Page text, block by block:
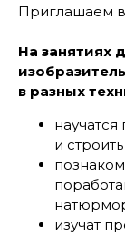
Приглашаем
На занятиях
в разных
и
изучат